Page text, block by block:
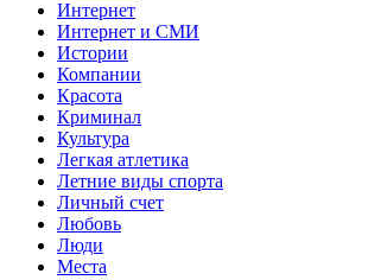
Интернет
Интернет и СМИ
Истории
Компании
Красота
Криминал
Культура
Легкая атлетика
Летние виды спорта
Личный счет
Любовь
Люди
Места